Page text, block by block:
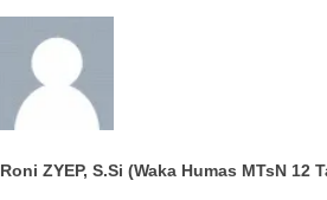
Roni ZYEP, S.Si (Waka Humas MTsN 12